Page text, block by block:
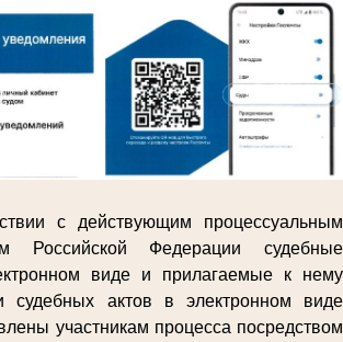
с действующим процессуальным
Российской Федерации судебные
виде и прилагаемые к нему
судебных актов в электронном виде
участникам процесса посредством